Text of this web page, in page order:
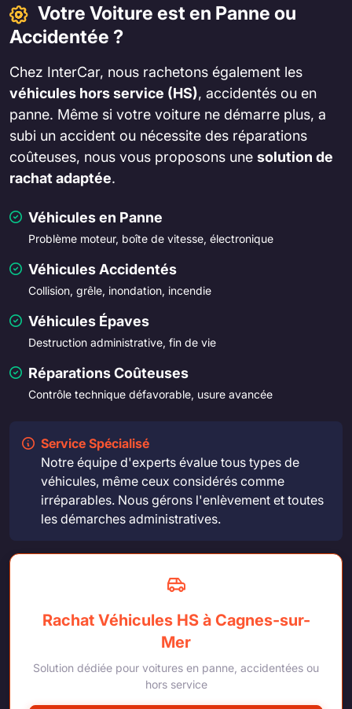
Votre Voiture est en Panne ou
Accidentée ?
Chez InterCar, nous rachetons également les
véhicules hors service (HS), accidentés ou en
panne. Même si votre voiture ne démarre plus, a
subi un accident ou nécessite des réparations
coûteuses, nous vous proposons une solution de
rachat adaptée.
Véhicules en Panne
Problème moteur, boîte de vitesse, électronique
Véhicules Accidentés
Collision, grêle, inondation, incendie
Véhicules Épaves
Destruction administrative, fin de vie
Réparations Coûteuses
Contrôle technique défavorable, usure avancée
Service Spécialisé
Notre équipe d'experts évalue tous types de
véhicules, même ceux considérés comme
irréparables. Nous gérons l'enlèvement et toutes
les démarches administratives.
Rachat Véhicules HS à Cagnes-sur-
Mer
Solution dédiée pour voitures en panne, accidentées ou
hors service